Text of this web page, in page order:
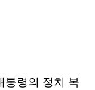
통령의 정치 복